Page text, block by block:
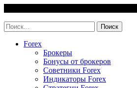
content
Найти:
Forex
Брокеры
Бонусы от брокеров
Советники Forex
Индикаторы Forex